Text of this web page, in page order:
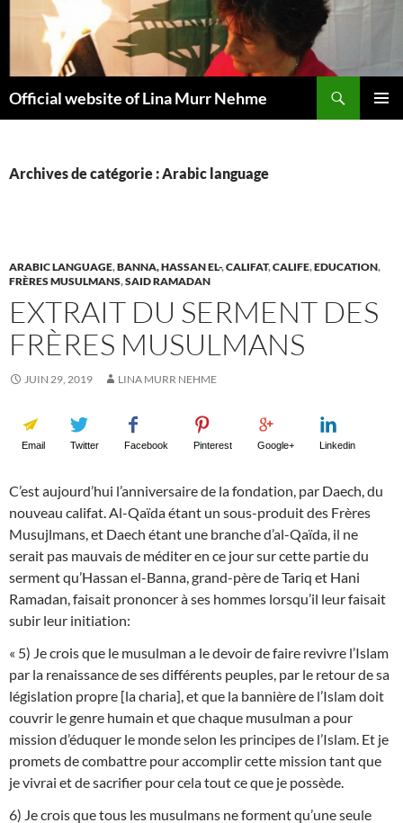
contenu
Official website of Lina Murr Nehme
Archives de catégorie : Arabic language
ARABIC LANGUAGE,BANNA, HASSAN EL-,CALIFAT,CALIFE,EDUCATION,
FRÈRES MUSULMANS,SAID RAMADAN
EXTRAIT DU SERMENT DES
FRÈRES MUSULMANS
JUIN 29, 2019 LINA MURR NEHME
Email Twitter Facebook Pinterest Google+ Linkedin
C’est aujourd’hui l’anniversaire de la fondation, par Daech, du
nouveau califat. Al-Qaïda étant un sous-produit des Frères
Musujlmans, et Daech étant une branche d’al-Qaïda, il ne
serait pas mauvais de méditer en ce jour sur cette partie du
serment qu’Hassan el-Banna, grand-père de Tariq et Hani
Ramadan, faisait prononcer à ses hommes lorsqu’il leur faisait
subir leur initiation:
« 5) Je crois que le musulman a le devoir de faire revivre l’Islam
par la renaissance de ses différents peuples, par le retour de sa
législation propre [la charia], et que la bannière de l’Islam doit
couvrir le genre humain et que chaque musulman a pour
mission d’éduquer le monde selon les principes de l’Islam. Et je
promets de combattre pour accomplir cette mission tant que
je vivrai et de sacrifier pour cela tout ce que je possède.
6) Je crois que tous les musulmans ne forment qu’une seule